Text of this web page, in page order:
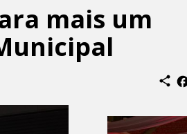
mais um